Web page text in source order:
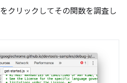
をクリックしてその関数を調査し